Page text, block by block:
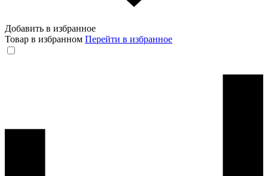
Добавить в избранное
Товар в избранном Перейти в избранное